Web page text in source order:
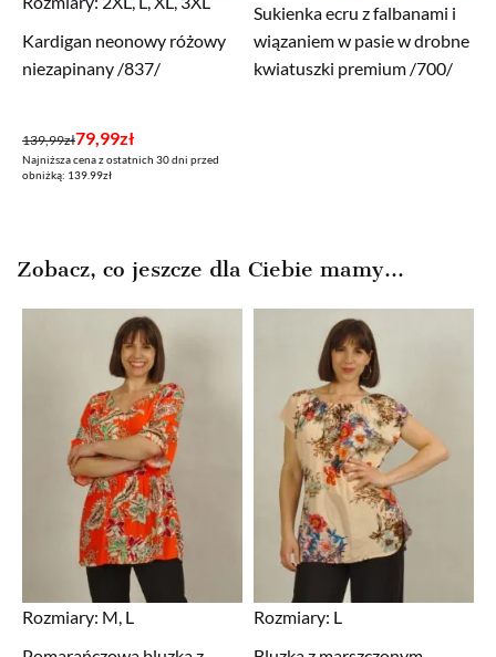
Kardigan neonowy różowy
niezapinany /837/
139,99zł
Pierwotna
cena
79,99zł
Aktualna
cena
Najniższa cena z ostatnich 30 dni przed
obniżką: 139.99zł
Sukienka ecru z falbanami i
wiązaniem w pasie w drobne
kwiatuszki premium /700/
Zobacz, co jeszcze dla Ciebie mamy...
Rozmiary: M, L
Rozmiary: L